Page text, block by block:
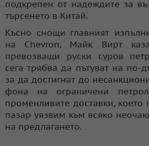
подкрепен от надеждите за
търсенето в Китай.
Късно снощи главният
на Chevron, Майк Вирт
превозващи руски суров
сега трябва да пътуват на по-
за да достигнат до
фона на ограничени
променливите доставки, което
пазар уязвим към всяко
на предлагането.